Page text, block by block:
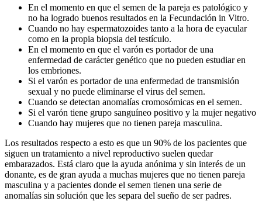
En el momento en que el semen de la pareja es patológico y
no ha logrado buenos resultados en la Fecundación in Vitro.
Cuando no hay espermatozoides tanto a la hora de eyacular
como en la propia biopsia del testículo.
En el momento en que el varón es portador de una
enfermedad de carácter genético que no pueden estudiar en
los embriones.
Si el varón es portador de una enfermedad de transmisión
sexual y no puede eliminarse el virus del semen.
Cuando se detectan anomalías cromosómicas en el semen.
Si el varón tiene grupo sanguíneo positivo y la mujer negativo
Cuando hay mujeres que no tienen pareja masculina.
Los resultados respecto a esto es que un 90% de los pacientes que
siguen un tratamiento a nivel reproductivo suelen quedar
embarazados. Está claro que la ayuda anónima y sin interés de un
donante, es de gran ayuda a muchas mujeres que no tienen pareja
masculina y a pacientes donde el semen tienen una serie de
anomalías sin solución que les separa del sueño de ser padres.